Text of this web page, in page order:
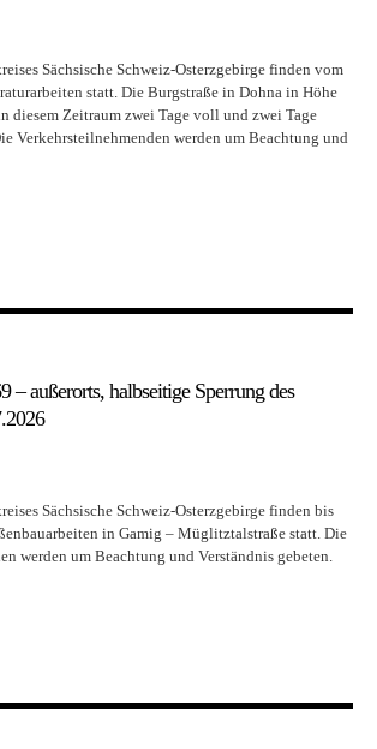
Sächsische Schweiz-Osterzgebirge finden vom
statt. Die Burgstraße in Dohna in Höhe
diesem Zeitraum zwei Tage voll und zwei Tage
Verkehrsteilnehmenden werden um Beachtung und
– außerorts, halbseitige Sperrung des
Sächsische Schweiz-Osterzgebirge finden bis
in Gamig – Müglitztalstraße statt. Die
werden um Beachtung und Verständnis gebeten.